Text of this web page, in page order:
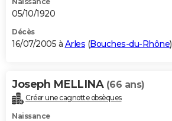
05/10/1920
Décès
16/07/2005 à Arles (Bouches-du-Rhône)
Joseph MELLINA (66 ans)
Créer une cagnotte obsèques
Naissance